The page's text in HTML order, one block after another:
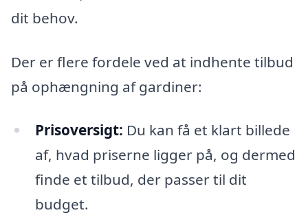
dit behov.
Der er flere fordele ved at indhente tilbud
på ophængning af gardiner:
Prisoversigt: Du kan få et klart billede
af, hvad priserne ligger på, og dermed
finde et tilbud, der passer til dit
budget.